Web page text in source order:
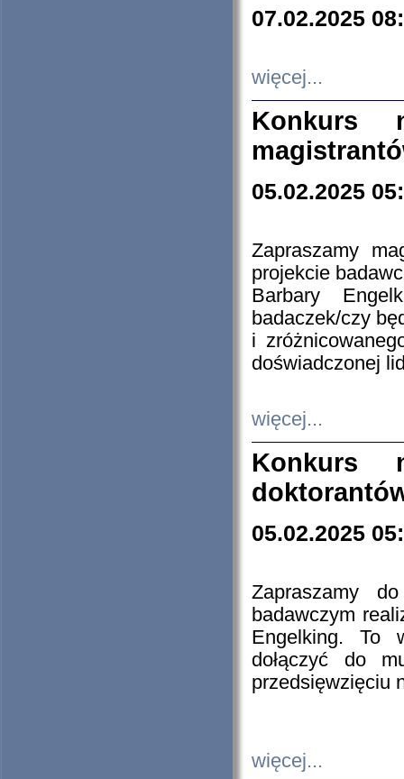
07.02.2025
więcej...
Konkurs
05.02.2025
Zapraszamy
projekcie
Barbary
badaczek/czy
i
doświadczonej
więcej...
Konkurs
05.02.2025
Zapraszamy
badawczym
Engelking. To
dołączyć do
przedsięwzięciu
więcej...